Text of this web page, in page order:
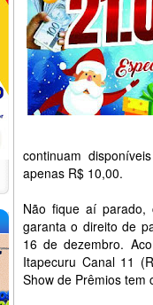
continuam
apenas R$ 10,00.
Não fique aí
garanta o direito de
16 de dezembro.
Itapecuru Canal 11
Show de Prêmios tem